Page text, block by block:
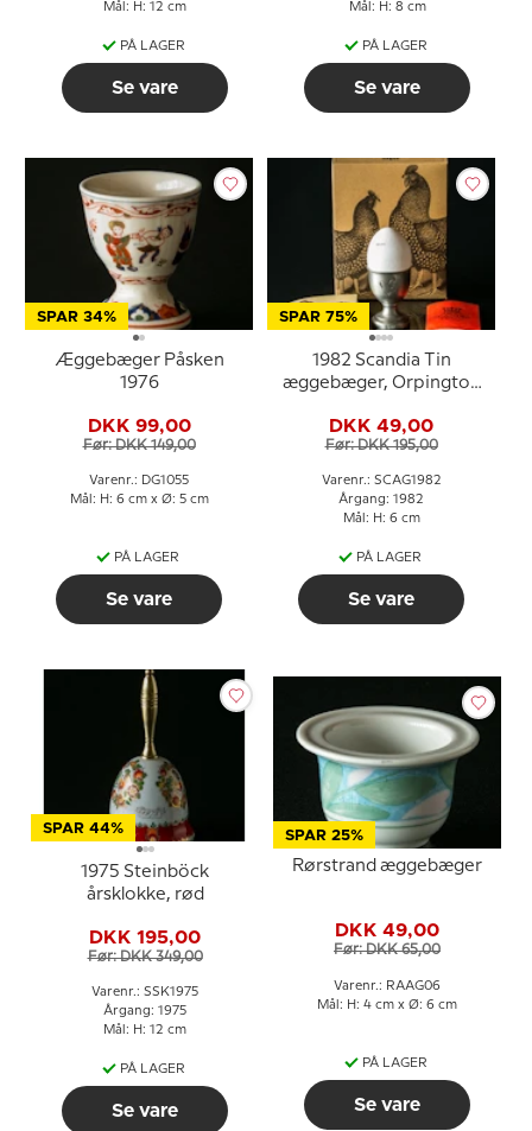
Mål: H: 12 cm
PÅ LAGER
Se vare
Mål: H: 8 cm
PÅ LAGER
Se vare
SPAR 34%
Æggebæger Påsken
1976
DKK 99,00
Før: DKK 149,00
Varenr.: DG1055
Mål: H: 6 cm x Ø: 5 cm
PÅ LAGER
Se vare
SPAR 75%
1982 Scandia Tin
æggebæger, Orpington
DKK 49,00
Før: DKK 195,00
Varenr.: SCAG1982
Årgang: 1982
Mål: H: 6 cm
PÅ LAGER
Se vare
SPAR 44%
1975 Steinböck
årsklokke, rød
DKK 195,00
Før: DKK 349,00
Varenr.: SSK1975
Årgang: 1975
Mål: H: 12 cm
PÅ LAGER
Se vare
SPAR 25%
Rørstrand æggebæger
DKK 49,00
Før: DKK 65,00
Varenr.: RAAG06
Mål: H: 4 cm x Ø: 6 cm
PÅ LAGER
Se vare